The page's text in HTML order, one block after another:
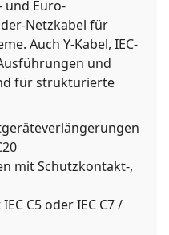
und Euro-
Netzkabel für
Auch Y-Kabel, IEC-
und
für strukturierte
mit Schutzkontakt-,
C5 oder IEC C7 /